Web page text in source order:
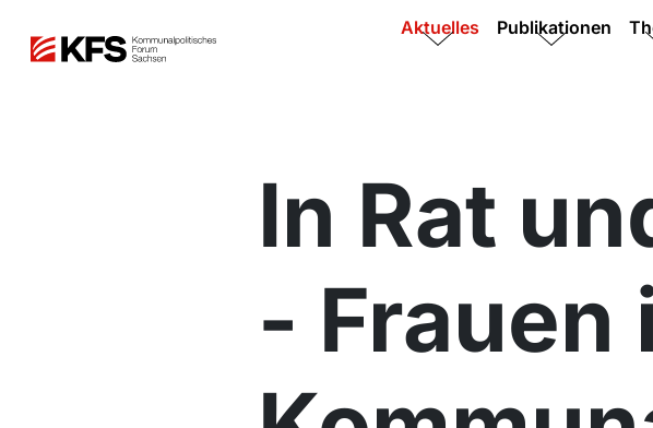
Aktuelles Publikationen
In Rat
- Frauen